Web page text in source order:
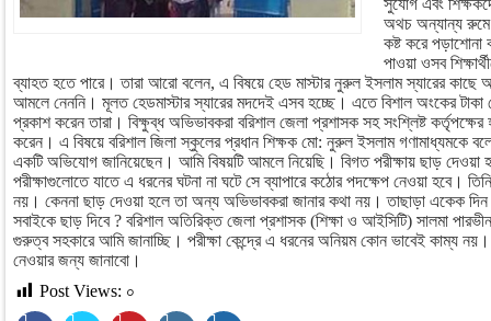
সুযোগ এবং
অথচ অন্যান্য রুমে
কষ্ট করে পড়াশোনা
পাওয়া ওসব
ব্যাহত হতে পারে। তারা আরো বলেন, এ বিষয়ে হেড মাস্টার নুরুল ইসলাম স্যারের কাছে
আমলে নেননি। মূলত হেডমাস্টার স্যারের মদদেই এসব হচ্ছে। এতে বিশাল অংকের
প্রকাশ করেন তারা। বিক্ষুব্ধ অভিভাবকরা বরিশাল জেলা প্রশাসক সহ সংশ্লিষ্ট
করেন। এ বিষয়ে বরিশাল জিলা স্কুলের প্রধান শিক্ষক মো: নুরুল ইসলাম গণামাধ্যমকে
একটি অভিযোগ জানিয়েছেন। আমি বিষয়টি আমলে নিয়েছি। বিগত পরীক্ষায় ছাড় দেওয়া
পরীক্ষাগুলোতে যাতে এ ধরনের ঘটনা না ঘটে সে ব্যাপারে কঠোর পদক্ষেপ নেওয়া হবে।
নয়। কেননা ছাড় দেওয়া হলে তা অন্য অভিভাবকরা জানার কথা নয়। তাছাড়া একেক
সবাইকে ছাড় দিবে ? বরিশাল অতিরিক্ত জেলা প্রশাসক (শিক্ষা ও আইসিটি) সালমা
গুরুত্ব সহকারে আমি জানাচ্ছি। পরীক্ষা কেন্দ্রে এ ধরনের অনিয়ম কোন ভাবেই কাম্য
নেওয়ার জন্য জানাবো।
Post Views: ০